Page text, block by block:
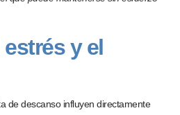
y el
de descanso influyen directamente